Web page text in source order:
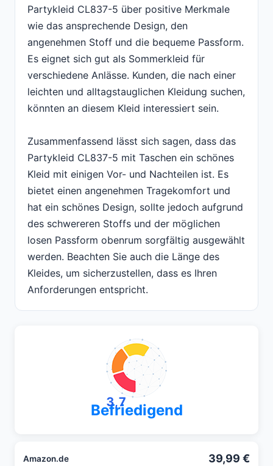
Partykleid CL837-5 über positive Merkmale
wie das ansprechende Design, den
angenehmen Stoff und die bequeme Passform.
Es eignet sich gut als Sommerkleid für
verschiedene Anlässe. Kunden, die nach einer
leichten und alltagstauglichen Kleidung suchen,
könnten an diesem Kleid interessiert sein.
Zusammenfassend lässt sich sagen, dass das
Partykleid CL837-5 mit Taschen ein schönes
Kleid mit einigen Vor- und Nachteilen ist. Es
bietet einen angenehmen Tragekomfort und
hat ein schönes Design, sollte jedoch aufgrund
des schwereren Stoffs und der möglichen
losen Passform obenrum sorgfältig ausgewählt
werden. Beachten Sie auch die Länge des
Kleides, um sicherzustellen, dass es Ihren
Anforderungen entspricht.
3,7
Befriedigend
Amazon.de 39,99 €